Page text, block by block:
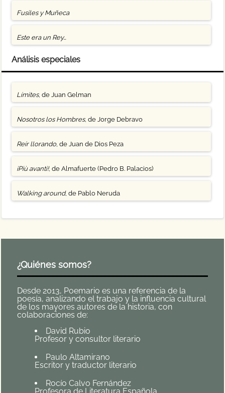
Fusiles y Muñeca
Este era un Rey…
Análisis especiales
Límites, de Juan Gelman
Nosotros los Hombres, de Jorge Debravo
Reír llorando, de Juan de Dios Peza
¡Più avanti!, de Almafuerte (Pedro B. Palacios)
Walking around, de Pablo Neruda
¿Quiénes somos?
Desde 2013, Poemario es una referencia de la
poesía, analizando el trabajo y la influencia cultural
de los mayores autores de la historia, con
colaboraciones de:
David Rubio
Profesor y consultor literario
Paulo Altamirano
Escritor y traductor literario
Rocío Calvo Fernández
Profesora de Literatura Española